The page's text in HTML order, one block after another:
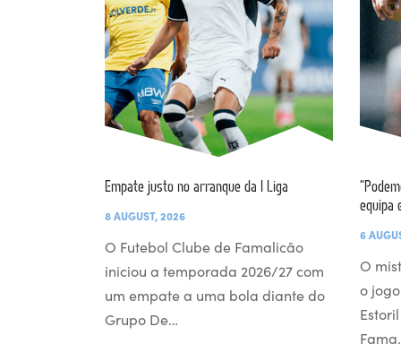
Empate justo no arranque da I Liga
8 AUGUST, 2026
O Futebol Clube de Famalicão
iniciou a temporada 2026/27 com
um empate a uma bola diante do
Grupo De…
equipa
6
O
o